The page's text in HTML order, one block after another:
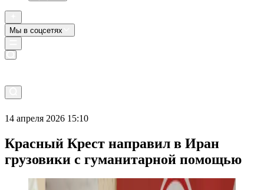
Мы в соцсетях
14 апреля 2026 15:10
Красный Крест направил в Иран
грузовики с гуманитарной помощью